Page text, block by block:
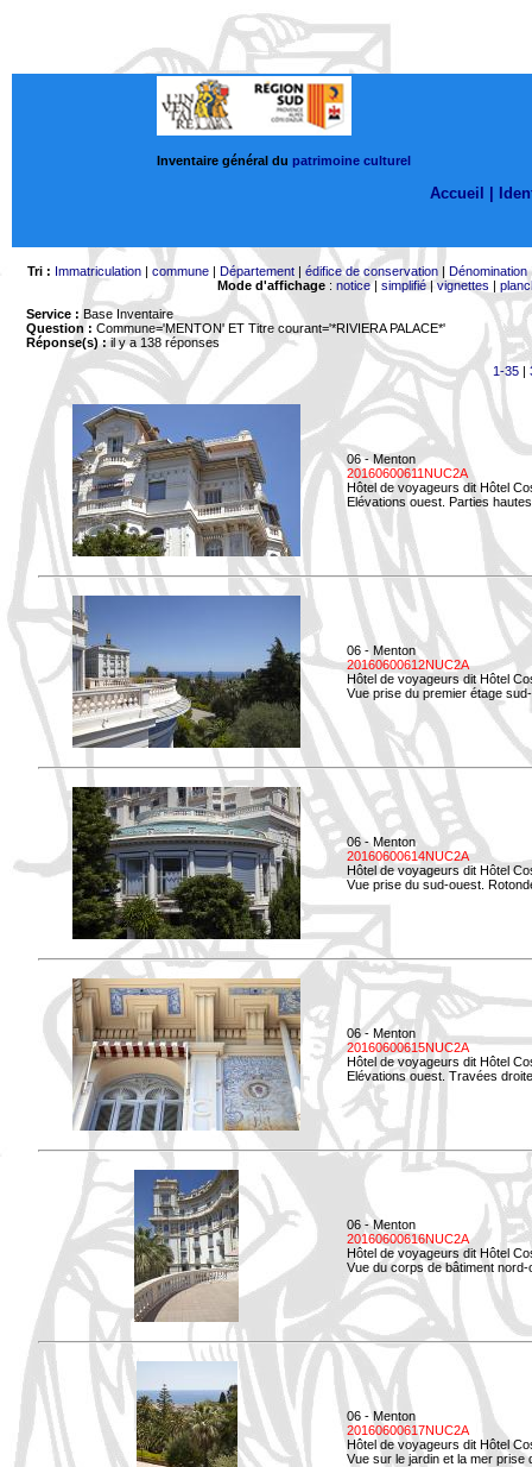
Inventaire général du patrimoine culturel
Accueil |
Tri : Immatriculation| commune| Département| édifice de conservation| Dénomination
Mode d'affichage: notice| simplifié|vignettes |
Service : Base Inventaire
Question : Commune='MENTON' ET Titre courant='*RIVIERA PALACE*'
Réponse(s) :il y a 138 réponses
1-35|
06 - Menton
20160600611NUC2A
Hôtel de voyageurs dit Hôtel
Elévations ouest. Parties
06 - Menton
20160600612NUC2A
Hôtel de voyageurs dit Hôtel
Vue prise du premier étage
06 - Menton
20160600614NUC2A
Hôtel de voyageurs dit Hôtel
Vue prise du sud-ouest.
06 - Menton
20160600615NUC2A
Hôtel de voyageurs dit Hôtel
Elévations ouest. Travées
06 - Menton
20160600616NUC2A
Hôtel de voyageurs dit Hôtel
Vue du corps de bâtiment
06 - Menton
20160600617NUC2A
Hôtel de voyageurs dit Hôtel
Vue sur le jardin et la mer prise